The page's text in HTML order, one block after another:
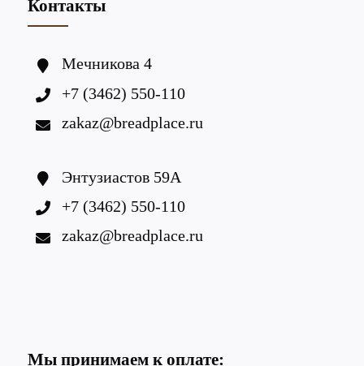
Контакты
Мечникова 4
+7 (3462) 550-110
zakaz@breadplace.ru
Энтузиастов 59А
+7 (3462) 550-110
zakaz@breadplace.ru
Мы принимаем к оплате: